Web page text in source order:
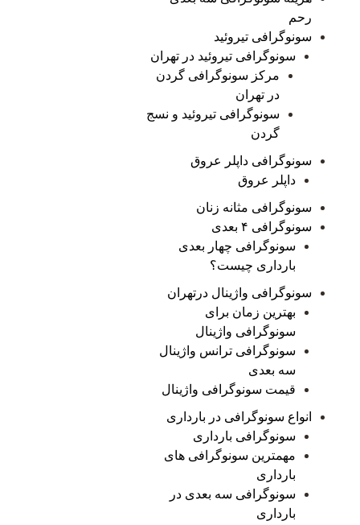
رحم
سونوگرافی تیروئید
سونوگرافی تیروئید در تهران
مرکز سونوگرافی گردن
در تهران
سونوگرافی تیروئید و نسج
گردن
سونوگرافی داپلر عروق
داپلر عروق
سونوگرافی مثانه زنان
سونوگرافی ۴ بعدی
سونوگرافی چهار بعدی
بارداری چیست؟
سونوگرافی واژینال درتهران
بهترین زمان برای
سونوگرافی واژینال
سونوگرافی ترانس واژینال
سه بعدی
قیمت سونوگرافی واژینال
انواع سونوگرافی در بارداری
سونوگرافی بارداری
مهمترین سونوگرافی های
بارداری
سونوگرافی سه بعدی در
بارداری